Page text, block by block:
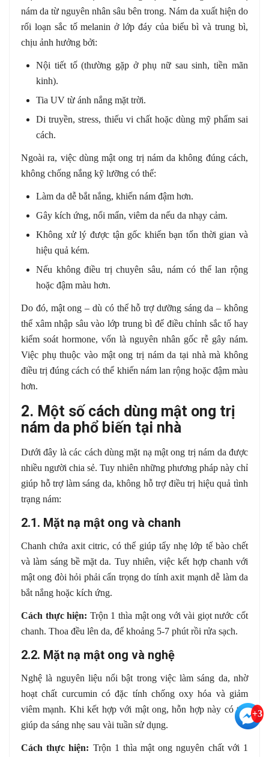
nám da từ nguyên nhân sâu bên trong. Nám da xuất hiện do
rối loạn sắc tố melanin ở lớp đáy của biểu bì và trung bì,
chịu ảnh hưởng bởi:
Nội tiết tố (thường gặp ở phụ nữ sau sinh, tiền mãn
kinh).
Tia UV từ ánh nắng mặt trời.
Di truyền, stress, thiếu vi chất hoặc dùng mỹ phẩm sai
cách.
Ngoài ra, việc dùng mật ong trị nám da không đúng cách,
không chống nắng kỹ lưỡng có thể:
Làm da dễ bắt nắng, khiến nám đậm hơn.
Gây kích ứng, nổi mẩn, viêm da nếu da nhạy cảm.
Không xử lý được tận gốc khiến bạn tốn thời gian và
hiệu quả kém.
Nếu không điều trị chuyên sâu, nám có thể lan rộng
hoặc đậm màu hơn.
Do đó, mật ong – dù có thể hỗ trợ dưỡng sáng da – không
thể xâm nhập sâu vào lớp trung bì để điều chỉnh sắc tố hay
kiểm soát hormone, vốn là nguyên nhân gốc rễ gây nám.
Việc phụ thuộc vào mật ong trị nám da tại nhà mà không
điều trị đúng cách có thể khiến nám lan rộng hoặc đậm màu
hơn.
2. Một số cách dùng mật ong trị
nám da phổ biến tại nhà
Dưới đây là các cách dùng mặt nạ mật ong trị nám da được
nhiều người chia sẻ. Tuy nhiên những phương pháp này chỉ
giúp hỗ trợ làm sáng da, không hỗ trợ điều trị hiệu quả tình
trạng nám:
2.1. Mặt nạ mật ong và chanh
Chanh chứa axit citric, có thể giúp tẩy nhẹ lớp tế bào chết
và làm sáng bề mặt da. Tuy nhiên, việc kết hợp chanh với
mật ong đòi hỏi phải cẩn trọng do tính axit mạnh dễ làm da
bắt nắng hoặc kích ứng.
Cách thực hiện: Trộn 1 thìa mật ong với vài giọt nước cốt
chanh. Thoa đều lên da, để khoảng 5-7 phút rồi rửa sạch.
2.2. Mặt nạ mật ong và nghệ
Nghệ là nguyên liệu nổi bật trong việc làm sáng da, nhờ
hoạt chất curcumin có đặc tính chống oxy hóa và giảm
viêm mạnh. Khi kết hợp với mật ong, hỗn hợp này có thể
giúp da sáng nhẹ sau vài tuần sử dụng.
Cách thực hiện: Trộn 1 thìa mật ong nguyên chất với 1
+3